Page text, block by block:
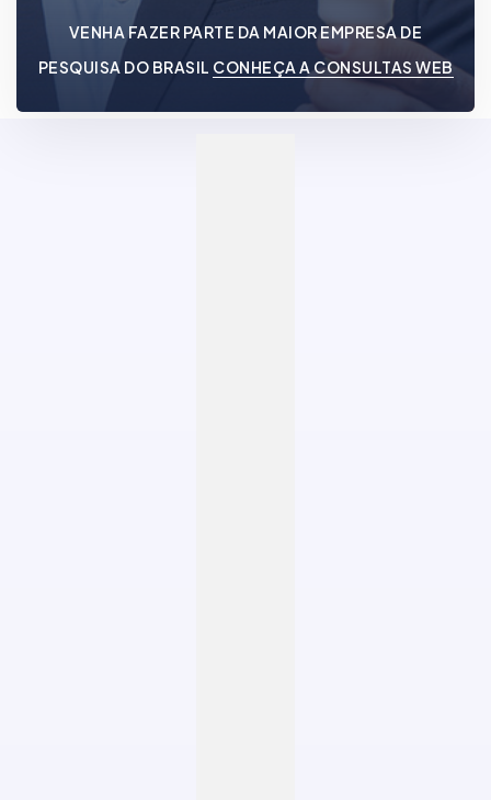
VENHA FAZER PARTE DA MAIOR EMPRESA DE
PESQUISA DO BRASIL CONHEÇA A CONSULTAS WEB